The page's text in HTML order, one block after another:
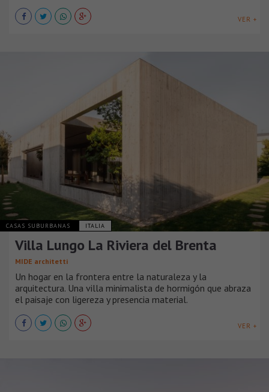
VER +
CASAS SUBURBANAS ITALIA
Villa Lungo La Riviera del Brenta
MIDE architetti
Un hogar en la frontera entre la naturaleza y la
arquitectura. Una villa minimalista de hormigón que abraza
el paisaje con ligereza y presencia material.
VER +